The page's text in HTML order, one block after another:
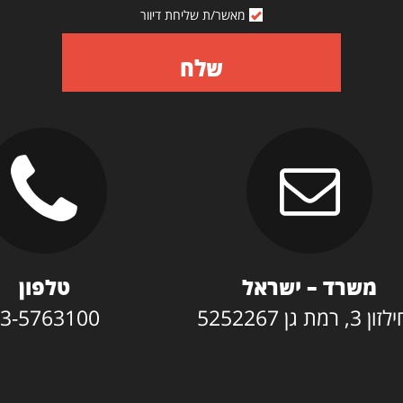
מאשר/ת שליחת דיוור
שלח
משרד – ישראל
גן 5252267
טלפון
5763100